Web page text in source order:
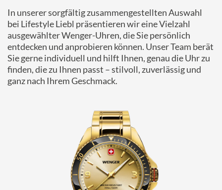
In unserersorgfältigzusammengestelltenAuswahl
bei LifestyleLiebl präsentierenwireineVielzahl
ausgewählterWenger-Uhren,dieSiepersönlich
entdecken und anprobieren können. UnserTeam berät
Siegerneindividuell und hilft Ihnen, genaudieUhrzu
finden,diezu Ihnen passt –stilvoll, zuverlässigund
ganznach IhremGeschmack.